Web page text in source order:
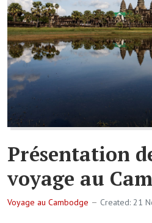
Présentation
voyage au
Voyage au Cambodge Created: 21